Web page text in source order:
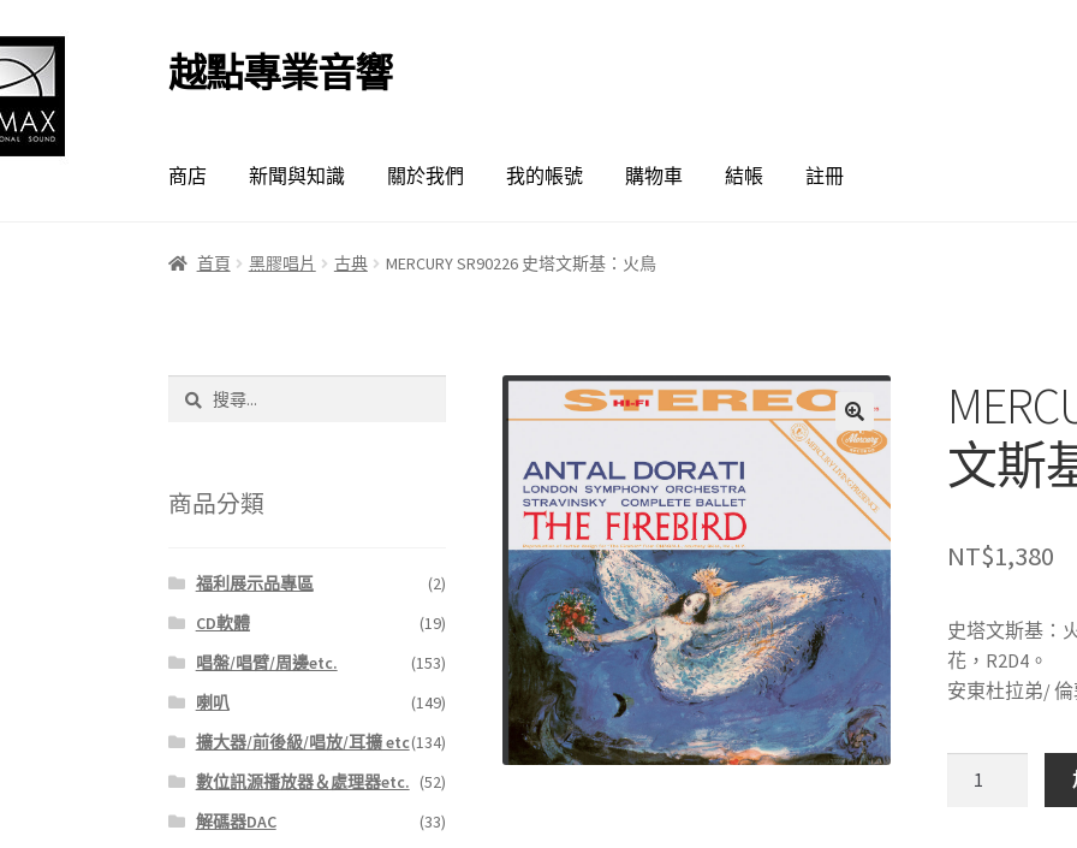
跳
至
列
跳
至
內
越點專業音響
商店 新聞與知識 關於我們 我的帳號 購物車 結帳 註冊
首頁 黑膠唱片 古典 MERCURY SR90226 史塔文斯基：火鳥
🔍
文斯
NT$1,380
史塔文斯基：
花，R2D4。
安東杜拉弟/
字:
商品分類
福利展示品專區
(2)
CD軟體
(19)
唱盤/唱臂/周邊etc.
(153)
喇叭
(149)
擴大器/前後級/唱放/耳擴 etc(134)
數位訊源播放器＆處理器etc. (52)
解碼器DAC
(33)